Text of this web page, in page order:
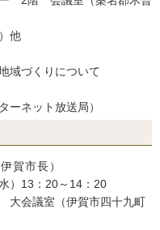
他
づくりについて
ーネット放送局）
賀市長）
13：20～14：20
会議室（伊賀市四十九町